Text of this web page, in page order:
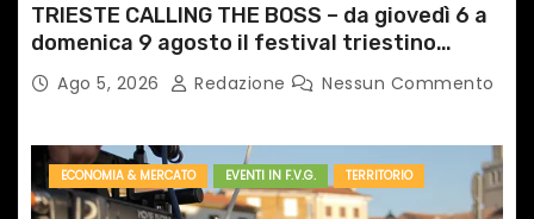
TRIESTE CALLING THE BOSS – da giovedì 6 a
domenica 9 agosto il festival triestino
dedicato a Springsteen
Ago 5, 2026 Redazione Nessun Commento
ECONOMIA & MERCATO EVENTI IN F.V.G. TERRITORIO